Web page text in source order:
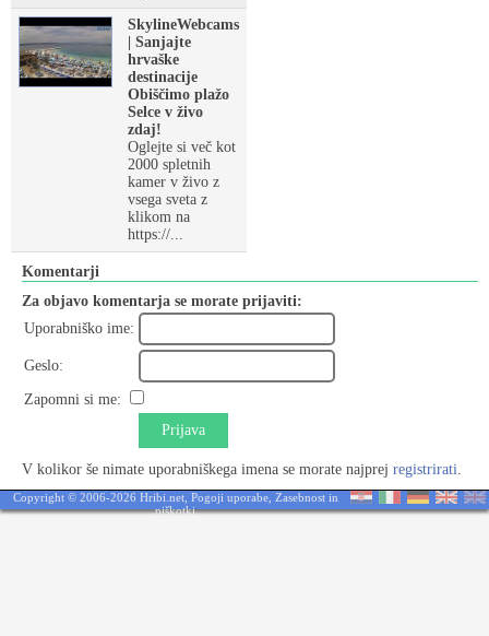
SkylineWebcams
| Sanjajte
hrvaške
destinacije
Obiščimo plažo
Selce v živo
zdaj!
Oglejte si več kot
2000 spletnih
kamer v živo z
vsega sveta z
klikom na
https://...
Komentarji
Za objavo komentarja se morate prijaviti:
Uporabniško ime:
Geslo:
Zapomni si me:
Prijava
V kolikor še nimate uporabniškega imena se morate najprej registrirati.
Copyright © 2006-2026 Hribi.net, Pogoji uporabe, Zasebnost in
piškotki